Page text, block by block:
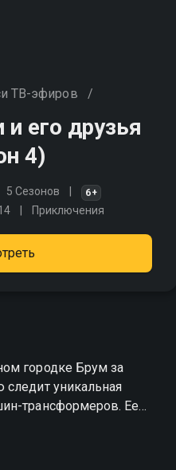
ТВ-эфиров /
его друзья
4)
5 Сезонов 6+
Приключения
городке Брум за
следит уникальная
трансформеров. Ее
готовы прийти